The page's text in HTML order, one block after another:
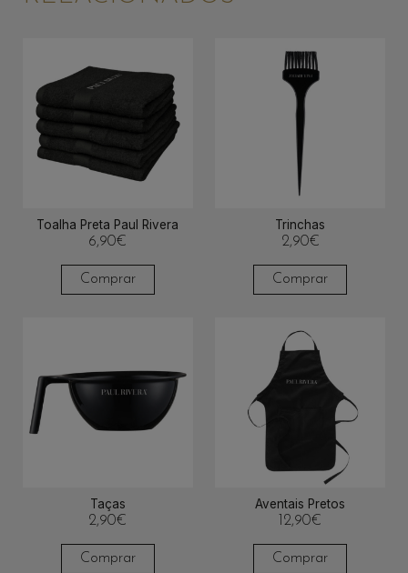
Toalha Preta Paul Rivera
6,90€
Comprar
Trinchas
2,90€
Comprar
Taças
2,90€
Comprar
Aventais Pretos
12,90€
Comprar